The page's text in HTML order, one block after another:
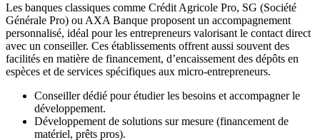
Les banques classiques comme Crédit Agricole Pro, SG (Société
Générale Pro) ou AXA Banque proposent un accompagnement
personnalisé, idéal pour les entrepreneurs valorisant le contact direct
avec un conseiller. Ces établissements offrent aussi souvent des
facilités en matière de financement, d’encaissement des dépôts en
espèces et de services spécifiques aux micro-entrepreneurs.
Conseiller dédié pour étudier les besoins et accompagner le
développement.
Développement de solutions sur mesure (financement de
matériel, prêts pros).